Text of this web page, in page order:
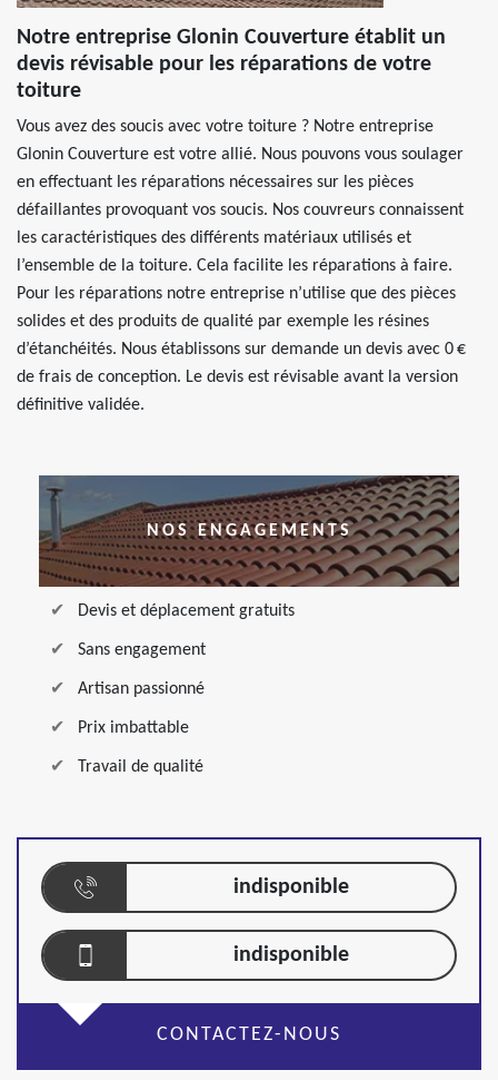
Notre entreprise Glonin Couverture établit un
devis révisable pour les réparations de votre
toiture
Vous avez des soucis avec votre toiture ? Notre entreprise
Glonin Couverture est votre allié. Nous pouvons vous soulager
en effectuant les réparations nécessaires sur les pièces
défaillantes provoquant vos soucis. Nos couvreurs connaissent
les caractéristiques des différents matériaux utilisés et
l’ensemble de la toiture. Cela facilite les réparations à faire.
Pour les réparations notre entreprise n’utilise que des pièces
solides et des produits de qualité par exemple les résines
d’étanchéités. Nous établissons sur demande un devis avec 0 €
de frais de conception. Le devis est révisable avant la version
définitive validée.
NOS ENGAGEMENTS
Devis et déplacement gratuits
Sans engagement
Artisan passionné
Prix imbattable
Travail de qualité
indisponible
indisponible
CONTACTEZ-NOUS